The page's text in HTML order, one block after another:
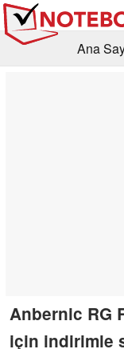
Ana
Anbernic RG
için indirimle